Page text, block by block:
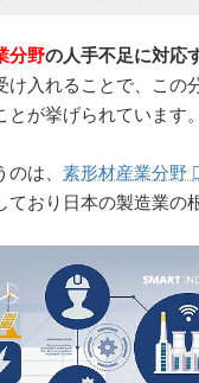
分野の人手不足に対応
け入れることで、こ
が挙げられています。
のは、素形材産業分野
おり日本の製造業の